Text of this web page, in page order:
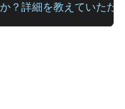
？詳細を教えていた